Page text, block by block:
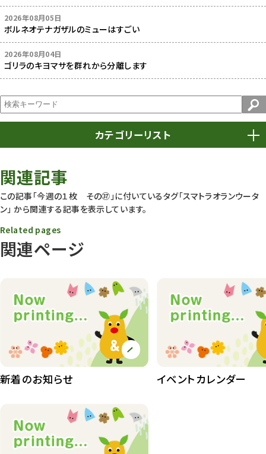
2026年08月05日
ボルネオテナガザルのミューはすごい
2026年08月04日
ゴリラのキヨマサを群れから分離します
カテゴリーリスト
動物園
動物園長のZooコラム
動物園その他
407
植物園長の庭
植物園 その他 423
83
イベント
関連記事
この記事「今週の１枚 その㊲」に付いているタグ「スマトラオランウータ
ン」 から関連する記事を表示しています。
関連ページ
Related pages
新着のお知らせ イベントカレンダー